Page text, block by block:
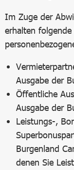
Im Zuge der
erhalten
Ausgabe der
Öffentliche
Ausgabe der
Leistungs-,
Burgenland
denen Sie